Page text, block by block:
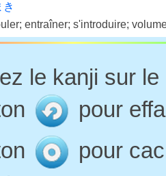
き
entraîner; s'introduire;
le kanji sur
pour
pour